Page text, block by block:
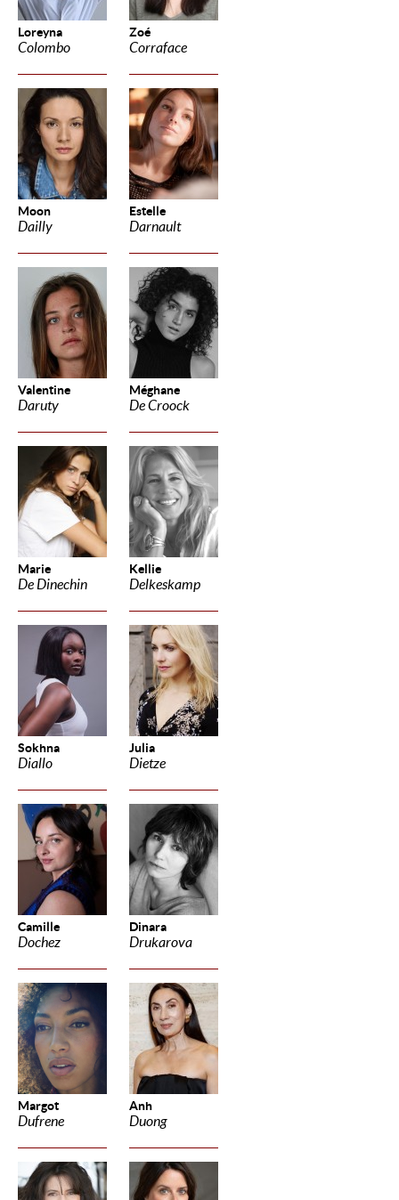
Loreyna
Colombo
Zoé
Corraface
Moon
Dailly
Estelle
Darnault
Valentine
Daruty
Méghane
De Croock
Marie
De Dinechin
Kellie
Delkeskamp
Sokhna
Diallo
Julia
Dietze
Camille
Dochez
Dinara
Drukarova
Margot
Dufrene
Anh
Duong